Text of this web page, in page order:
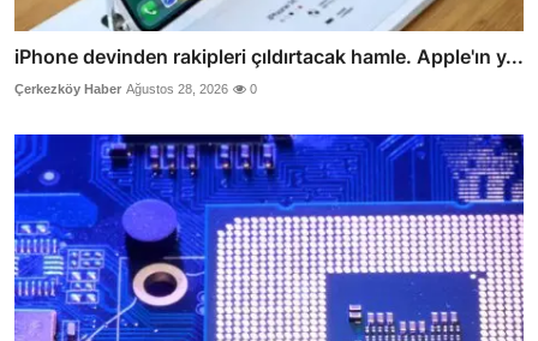
iPhone devinden rakipleri çıldırtacak hamle. Apple'ın y...
Çerkezköy Haber Ağustos 28, 2026 0